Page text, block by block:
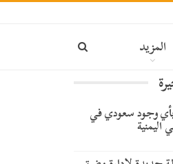
المزيد
وجود سعودي في
اليمنية